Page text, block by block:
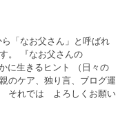
「なお父さん」と呼ばれ
。 『なお父さんの
に生きるヒント （日々の
のケア、独り言、ブログ運
それでは よろしくお願い